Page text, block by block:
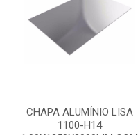
CHAPA ALUMÍNIO LISA
1100-H14